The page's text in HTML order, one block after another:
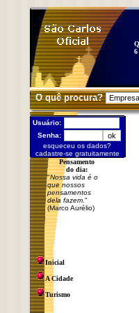
6
O quê procura?
Usuário:
Senha:
esqueceu os dados?
cadastre-se gratuitamente
Pensamento
do dia:
"Nossa vida é o
que nossos
pensamentos
dela fazem. "
(Marco Aurélio)
Inicial
A Cidade
Turismo